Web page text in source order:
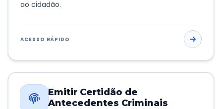
ao cidadão.
ACESSO RÁPIDO
Emitir Certidão de
Antecedentes Criminais